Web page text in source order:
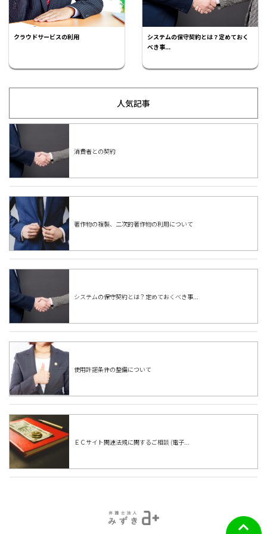
クラウドサービスの利用
システムの保守契約とは？定めておく
べき事...
人気記事
消費者との契約
著作物の複製、二次的著作物の利用について
システムの保守契約とは？定めておくべき事...
使用許諾条件の整備について
ＥＣサイト関連法規に関するご相談 (電子...